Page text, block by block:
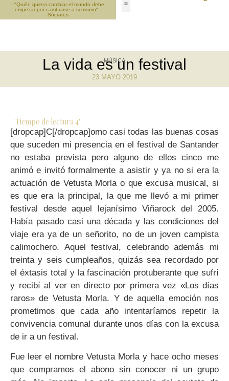
- "Quién quiera cambiar el mundo debe
empezar por cambiarse a si mismo" -
Sócrates
MÚSICA
La vida es un festival
23 MAYO 2019
Tiempo de lectura4'
[dropcap]C[/dropcap]omo casi todas las buenas cosas
que suceden mi presencia en el festival de Santander
no estaba prevista pero alguno de ellos cinco me
animó e invitó formalmente a asistir y ya no si era la
actuación de Vetusta Morla o que excusa musical, si
es que era la principal, la que me llevó a mi primer
festival desde aquel lejanísimo Viñarock del 2005.
Había pasado casi una década y las condiciones del
viaje era ya de un señorito, no de un joven campista
calimochero. Aquel festival, celebrando además mi
treinta y seis cumpleaños, quizás sea recordado por
el éxtasis total y la fascinación protuberante que sufrí
y recibí al ver en directo por primera vez «Los días
raros» de Vetusta Morla. Y de aquella emoción nos
prometimos que cada año intentaríamos repetir la
convivencia comunal durante unos días con la excusa
de ir a un festival.
Fue leer el nombre Vetusta Morla y hace ocho meses
que compramos el abono sin conocer ni un grupo